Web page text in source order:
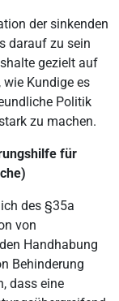
der sinkenden
darauf zu sein
gezielt auf
Kundige es
Politik
zu machen.
für
des §35a
von
Handhabung
Behinderung
dass eine